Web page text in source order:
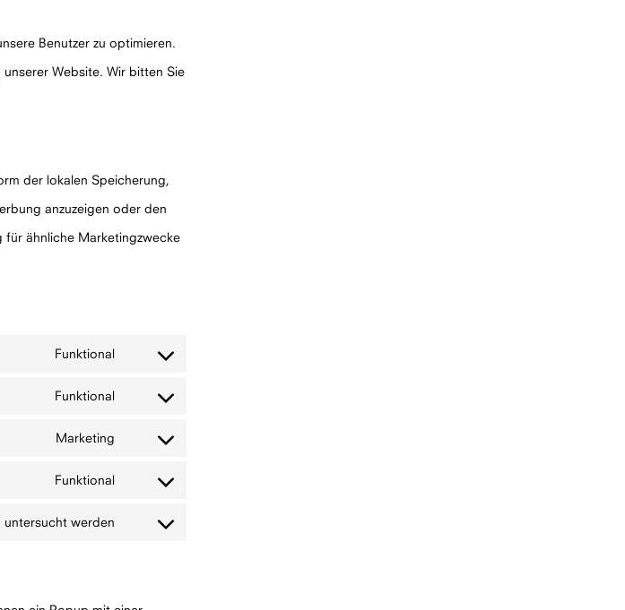
Benutzer zu optimieren.
Website. Wir bitten Sie
der lokalen Speicherung,
anzuzeigen oder den
für ähnliche Marketingzwecke
Funktional
Consent
wordpress
Funktional
Consent
polylang
Marketing
Consent
google-
Funktional
Consent
complianz
werden
Consent